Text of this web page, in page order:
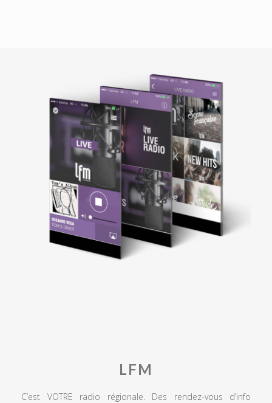
LFM
C’est VOTRE radio régionale. Des rendez-vous d’info